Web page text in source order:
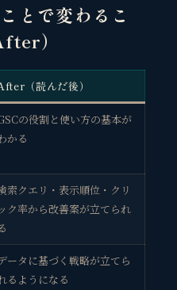
とで変わるこ
）
（読んだ後）
の役割と使い方の基本が
かる
索クエリ・表示順位・クリ
ック率から改善案が立てられ
ータに基づく戦略が立てら
るようになる